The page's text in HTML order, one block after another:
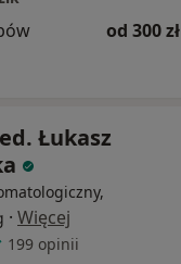
od 300 zł
Łukasz
· Więcej
199 opinii